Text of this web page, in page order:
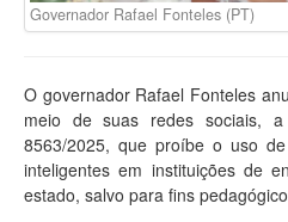
Governador Rafael Fonteles (PT)
O governador Rafael Fonteles
meio de suas redes sociais,
8563/2025, que proíbe o uso
inteligentes em instituições de
estado, salvo para fins